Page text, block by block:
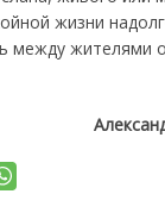
жизни
между жителями